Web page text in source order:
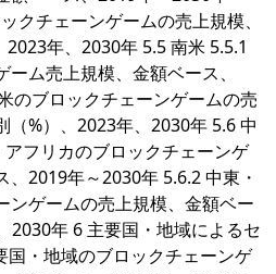
クチェーンゲームの売上規模、
年、2030年 5.5 南米 5.5.1
ム売上規模、金額ベース、
のブロックチェーンゲームの売
（%）、2023年、2030年 5.6 中
フリカのブロックチェーンゲ
2019年～2030年 5.6.2 中東・
ンゲームの売上規模、金額ベー
2030年 6 主要国・地域によるセ
国・地域のブロックチェーンゲ